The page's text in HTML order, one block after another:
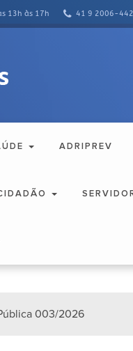
13h às 17h 41 9 2006-
ADRIPREV
003/2026